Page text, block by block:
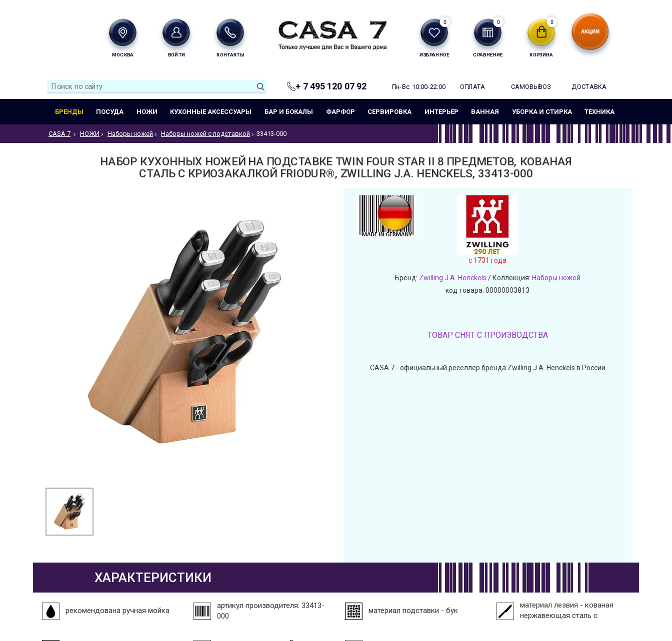
МОСКВА ВОЙТИ КОНТАКТЫ ИЗБРАННОЕ
0
СРАВНЕНИЕ
0
КОРЗИНА
0
+ 7 495 120 07 92 Пн-Вс: 10:00-22:00 ОПЛАТА САМОВЫВОЗ ДОСТАВКА
БРЕНДЫ ПОСУДА НОЖИ КУХОННЫЕ АКСЕССУАРЫ БАР И БОКАЛЫ ФАРФОР СЕРВИРОВКА ИНТЕРЬЕР ВАННАЯ УБОРКА И СТИРКА ТЕХНИКА
CASA 7 НОЖИ Наборы ножей Наборы ножей с подставкой 33413-000
НАБОР КУХОННЫХ НОЖЕЙ НА ПОДСТАВКЕ TWIN FOUR STAR II 8 ПРЕДМЕТОВ, КОВАНАЯ
СТАЛЬ С КРИОЗАКАЛКОЙ FRIODUR®, ZWILLING J.A. HENCKELS, 33413-000
c 1731 года
Бренд: Zwilling J.A. Henckels / Коллекция: Наборы ножей
код товара: 00000003813
ТОВАР СНЯТ С ПРОИЗВОДСТВА
CASA 7 - официальный реселлер бренда Zwilling J.A. Henckels в России
ХАРАКТЕРИСТИКИ
рекомендована ручная мойка
артикул производителя: 33413-
000
материал подставки - бук
материал лезвия - кованая
нержавеющая сталь с